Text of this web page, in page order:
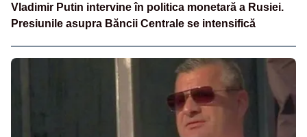
Vladimir Putin intervine în politica monetară a Rusiei.
Presiunile asupra Băncii Centrale se intensifică